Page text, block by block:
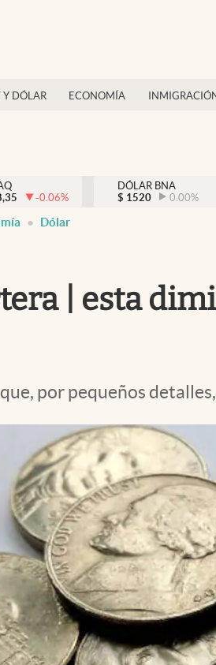
Y DÓLAR ECONOMÍA
-0.06%
DÓLAR BNA
$ 1520 0.00%
Dólar
| esta
por pequeños